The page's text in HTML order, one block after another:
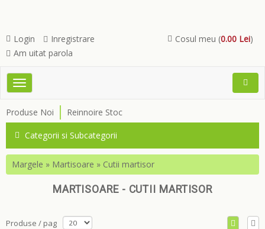
Cosul meu (0.00 Lei)
Login
Inregistrare
Am uitat parola
Toggle
Open
Produse Noi Reinnoire Stoc
Categorii si Subcategorii
Margele » Martisoare » Cutii martisor
MARTISOARE - CUTII MARTISOR
Produse / pag